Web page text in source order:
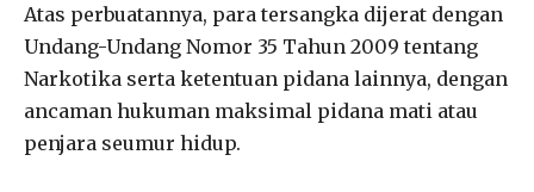
Atas perbuatannya, para tersangka dijerat dengan
Undang-Undang Nomor 35 Tahun 2009 tentang
Narkotika serta ketentuan pidana lainnya, dengan
ancaman hukuman maksimal pidana mati atau
penjara seumur hidup.